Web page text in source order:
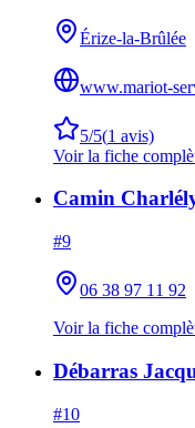
Érize-la-Brûlée
www.mariot-
5/5(1 avis)
Voir la fiche
Camin
#9
06 38 97 11 92
Voir la fiche
Débarras
#10